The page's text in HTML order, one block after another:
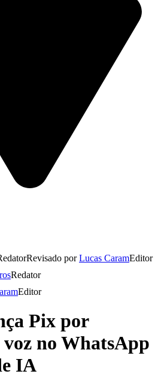
Revisado porLucas CaramEditor
Redator
Editor
Pix por
voz no WhatsApp
IA